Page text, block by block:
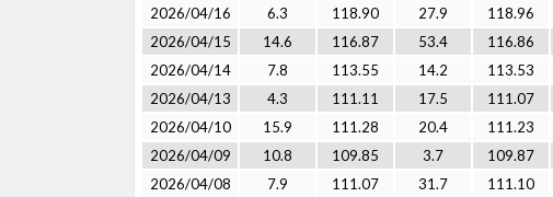
2026/04/16
6.3 118.90 27.9 118.96
2026/04/15
14.6 116.87 53.4 116.86
2026/04/14
7.8 113.55 14.2 113.53
2026/04/13
4.3 111.11 17.5 111.07
2026/04/10
15.9 111.28 20.4 111.23
2026/04/09
10.8 109.85 3.7 109.87
2026/04/08
7.9 111.07 31.7 111.10